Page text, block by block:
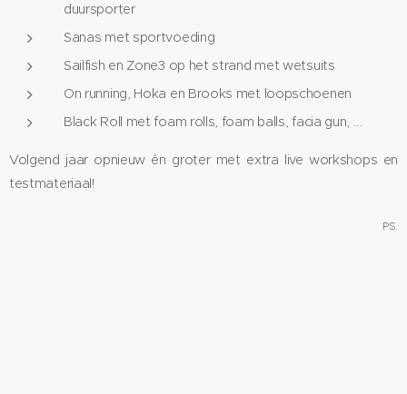
duursporter
Sanas met sportvoeding
Sailfish en Zone3 op het strand met wetsuits
On running, Hoka en Brooks met loopschoenen
Black Roll met foam rolls, foam balls, facia gun, ...
Volgend jaar opnieuw én groter met extra live workshops en
testmateriaal!
PS.